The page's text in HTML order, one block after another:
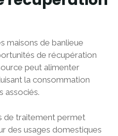
maisons de banlieue
de récupération
peut alimenter
la consommation
associés.
de traitement permet
des usages domestiques